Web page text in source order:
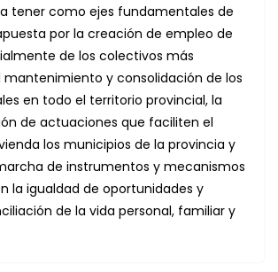
tener como ejes fundamentales de
por la creación de empleo de
de los colectivos más
mantenimiento y consolidación de los
en todo el territorio provincial, la
de actuaciones que faciliten el
los municipios de la provincia y
de instrumentos y mecanismos
la igualdad de oportunidades y
de la vida personal, familiar y